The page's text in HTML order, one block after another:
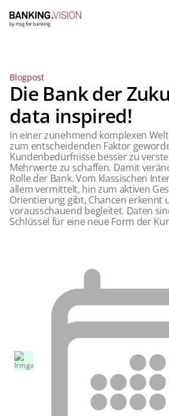
Blogpost
Die Bank der
data inspired!
In einer zunehmend komplexen
zum entscheidenden Faktor
Kundenbedürfnisse besser zu
Mehrwerte zu schaffen. Damit
Rolle der Bank. Vom klassischen
allem vermittelt, hin zum aktiven
Orientierung gibt, Chancen erkennt
vorausschauend begleitet. Daten
Schlüssel für eine neue Form der